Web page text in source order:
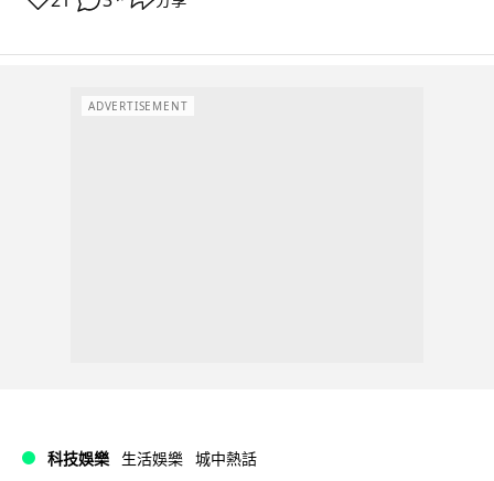
ADVERTISEMENT
科技娛樂 生活娛樂 城中熱話